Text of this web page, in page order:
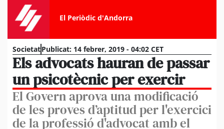
El Periòdic d'Andorra
SocietatPublicat: 14 febrer, 2019 - 04:02 CET
Els advocats hauran de passar
un psicotècnic per exercir
El Govern aprova una modificació
de les proves d’aptitud per l'exercici
de la professió d'advocat amb el